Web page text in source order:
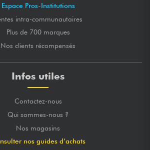
Espace Pros-Institutions
intra-communautaires
Plus de 700 marques
Nos clients récompensés
Infos utiles
Contactez-nous
Qui sommes-nous ?
Nos magasins
nos guides d’achats